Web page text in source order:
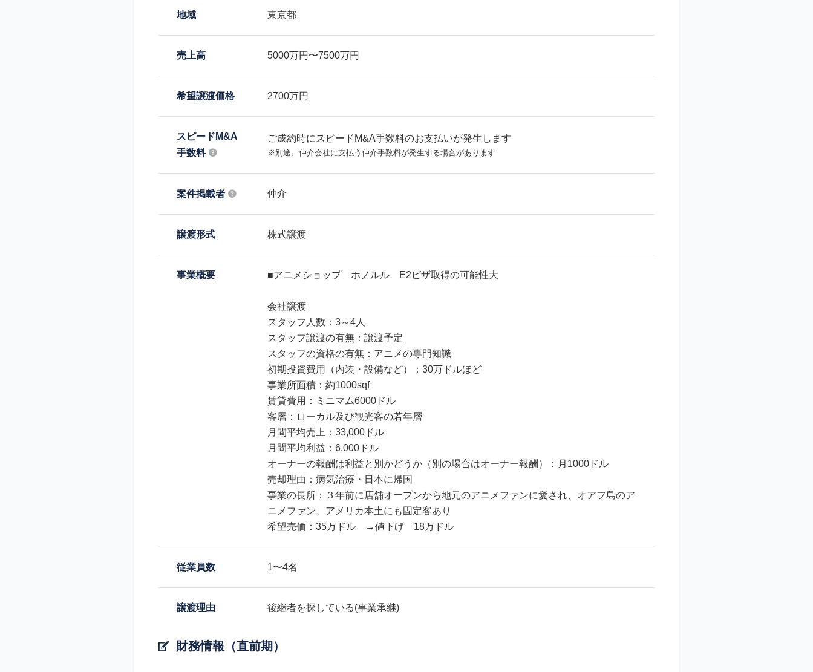
地域 東京都
売上高 5000万円〜7500万円
希望譲渡価格 2700万円
スピードM&A
手数料
ご成約時にスピードM&A手数料のお支払いが発生します
※別途、仲介会社に支払う仲介手数料が発生する場合があります
案件掲載者 仲介
譲渡形式 株式譲渡
事業概要 ■アニメショップ ホノルル E2ビザ取得の可能性大
会社譲渡
スタッフ人数：3～4人
スタッフ譲渡の有無：譲渡予定
スタッフの資格の有無：アニメの専門知識
初期投資費用（内装・設備など）：30万ドルほど
事業所面積：約1000sqf
賃貸費用：ミニマム6000ドル
客層：ローカル及び観光客の若年層
月間平均売上：33,000ドル
月間平均利益：6,000ドル
オーナーの報酬は利益と別かどうか（別の場合はオーナー報酬）：月1000ドル
売却理由：病気治療・日本に帰国
事業の長所：３年前に店舗オープンから地元のアニメファンに愛され、オアフ島のア
ニメファン、アメリカ本土にも固定客あり
希望売価：35万ドル →値下げ 18万ドル
従業員数 1〜4名
譲渡理由 後継者を探している(事業承継)
財務情報（直前期）